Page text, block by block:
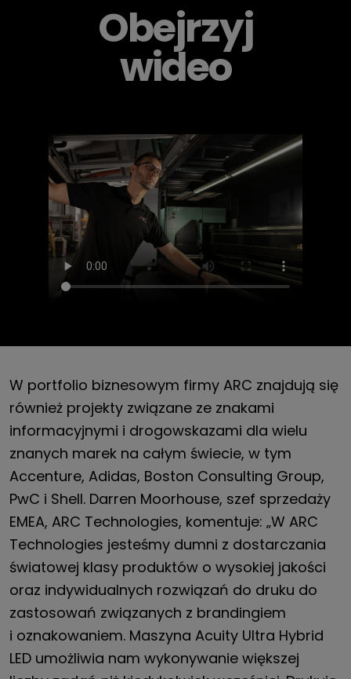
Obejrzyj
wideo
W portfolio biznesowym firmy ARC znajdują się
również projekty związane ze znakami
informacyjnymi i drogowskazami dla wielu
znanych marek na całym świecie, w tym
Accenture, Adidas, Boston Consulting Group,
PwC i Shell. Darren Moorhouse, szef sprzedaży
EMEA, ARC Technologies, komentuje: „W ARC
Technologies jesteśmy dumni z dostarczania
światowej klasy produktów o wysokiej jakości
oraz indywidualnych rozwiązań do druku do
zastosowań związanych z brandingiem
i oznakowaniem. Maszyna Acuity Ultra Hybrid
LED umożliwia nam wykonywanie większej